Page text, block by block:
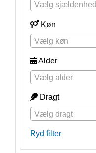
Vælg sjældenhed
Køn
Vælg køn
Alder
Vælg alder
Dragt
Vælg dragt
Ryd filter